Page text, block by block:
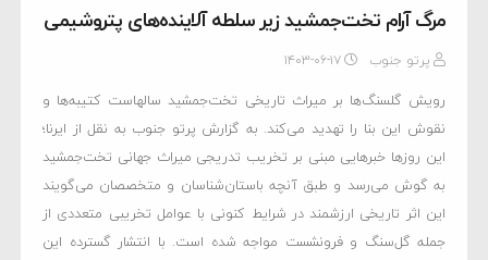
مرگ آرام تخت‌جمشید زیر سلطه آلاینده‌های پتروشیمی
پرتو جنوب ۱۴۰۳-۰۶-۱۷
رویش گلسنگ‌ها بر میراث تاریخی تخت‌جمشید سالهاست کتیبه‌ها و
نقوش این بنا را تهدید می‌کند. به گزارش پرتو جنوب به نقل از ایرنا؛
این روزها خبرهایی مبنی بر تخریب تدریجی میراث جهانی تخت‌جمشید
به گوش می‌رسد و طبق آنچه باستان‌شناسان و متخصصان می‌گویند
این اثر تاریخی ارزشمند در شرایط کنونی با عوامل تخریبی متعددی از
جمله گل‌سنگ و فرونشست مواجه شده است. با انتشار گسترده این